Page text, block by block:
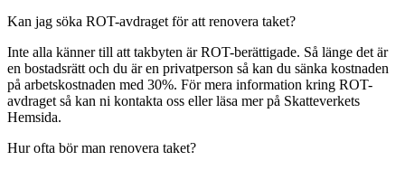
Kan jag söka ROT-avdraget för att renovera taket?
Inte alla känner till att takbyten är ROT-berättigade. Så länge det är
en bostadsrätt och du är en privatperson så kan du sänka kostnaden
på arbetskostnaden med 30%. För mera information kring ROT-
avdraget så kan ni kontakta oss eller läsa mer på Skatteverkets
Hemsida.
Hur ofta bör man renovera taket?